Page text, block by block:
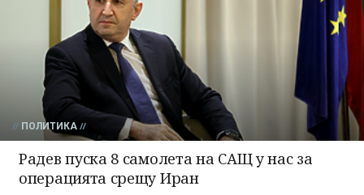
ПОЛИТИКА
Радев пуска 8 самолета на САЩ у нас за
операцията срещу Иран